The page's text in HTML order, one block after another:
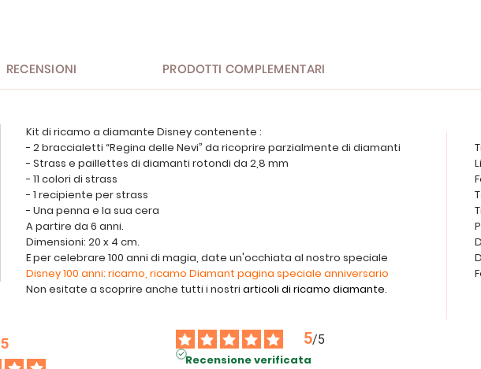
RECENSIONI PRODOTTI COMPLEMENTARI
Kit di ricamo a diamante Disney contenente :
- 2 braccialetti “Regina delle Nevi” da ricoprire parzialmente di diamanti
- Strass e paillettes di diamanti rotondi da 2,8 mm
- 11 colori di strass
- 1 recipiente per strass
- Una penna e la sua cera
A partire da 6 anni.
Dimensioni: 20 x 4 cm.
E per celebrare 100 anni di magia, date un'occhiata al nostro speciale
Disney 100 anni: ricamo, ricamo Diamant pagina speciale anniversario
Non esitate a scoprire anche tutti i nostri articoli di ricamo diamante.
5 5/5
Recensione verificata